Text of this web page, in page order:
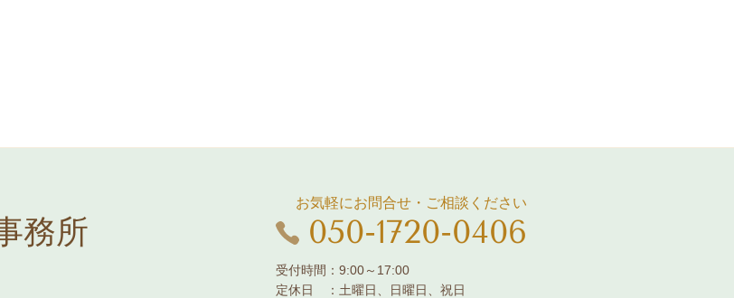
務所
お気軽にお問合せ・ご相談ください
050-1720-0406
受付時間：9:00～17:00
定休日 ：土曜日、日曜日、祝日